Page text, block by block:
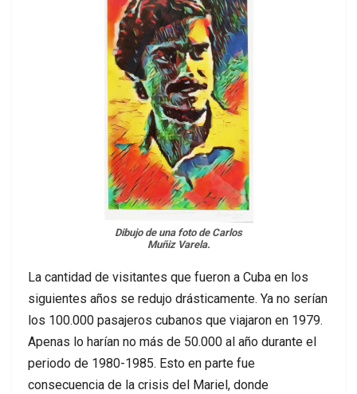
Dibujo de una foto de Carlos
Muñiz Varela.
La cantidad de visitantes que fueron a Cuba en los
siguientes años se redujo drásticamente. Ya no serían
los 100.000 pasajeros cubanos que viajaron en 1979.
Apenas lo harían no más de 50.000 al año durante el
periodo de 1980-1985. Esto en parte fue
consecuencia de la crisis del Mariel, donde